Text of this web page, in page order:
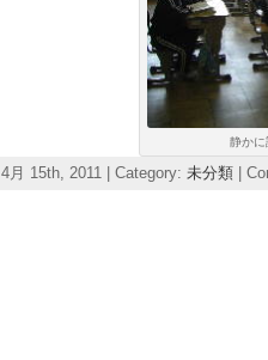
静か
4月 15th, 2011 | Category: 未分類|